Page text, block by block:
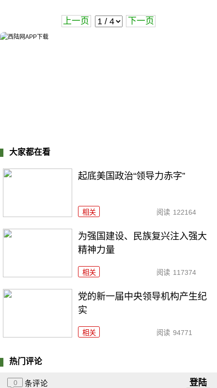
上一页 下一页
大家都在看
起底美国政治“领导力赤字”
相关 阅读 122164
为强国建设、民族复兴注入强大
精神力量
相关 阅读 117374
党的新一届中央领导机构产生纪
实
相关 阅读 94771
热门评论
0 条评论 登陆